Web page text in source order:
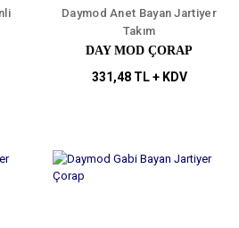
Daymod Anet Bayan Jartiyer
Takım
DAY MOD ÇORAP
331,48 TL + KDV